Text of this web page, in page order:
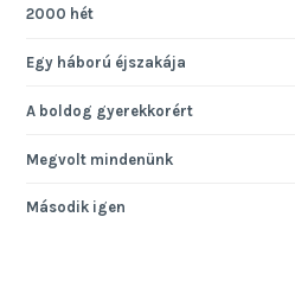
2000 hét
Egy háború éjszakája
A boldog gyerekkorért
Megvolt mindenünk
Második igen